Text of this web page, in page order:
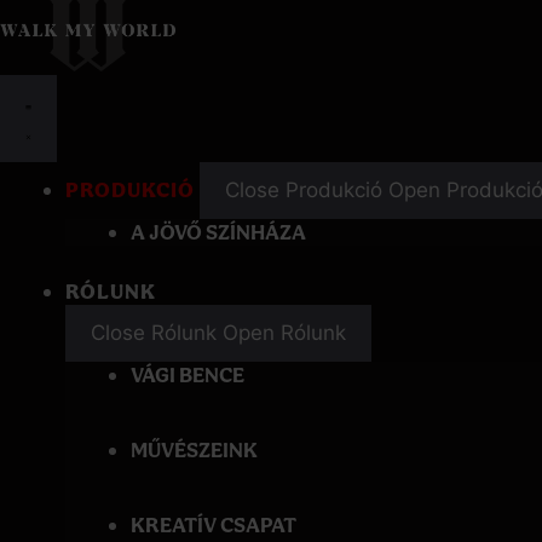
a
PRODUKCIÓ Close Produkció Open Produkció
A JÖVŐ SZÍNHÁZA
RÓLUNK
Close Rólunk Open Rólunk
VÁGI BENCE
MŰVÉSZEINK
KREATÍV CSAPAT